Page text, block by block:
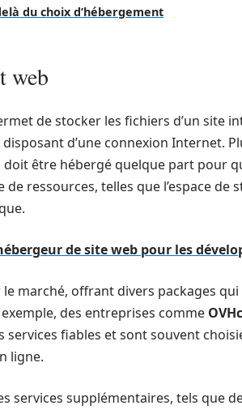
du choix d’hébergement
web
de stocker les fichiers d’un site
d’une connexion Internet.
être hébergé quelque part pour
ressources, telles que l’espace de
de site web pour les
marché, offrant divers packages qui
des entreprises comme
fiables et sont souvent
ligne.
services supplémentaires, tels que